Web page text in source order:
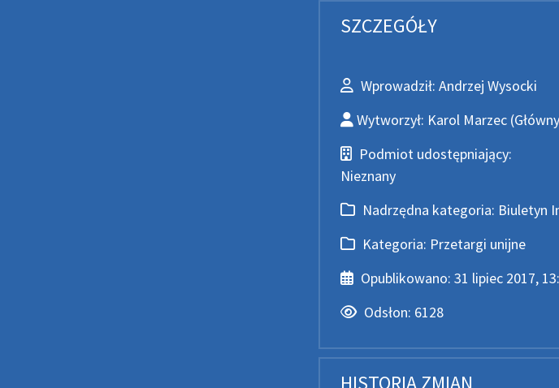
SZCZEGÓŁY
Wprowadził
Wprowadził: Andrzej Wysocki
Wytworzył
Wytworzył: Karol Marzec
Podmiot udostępniający
Podmiot udostępniający:
Nieznany
Nadrzędna kategoria
Nadrzędna kategoria: Biuletyn
Kategoria
Kategoria: Przetargi unijne
Data publikacji
Opublikowano: 31 lipiec 2017,
Odsłony
Odsłon: 6128